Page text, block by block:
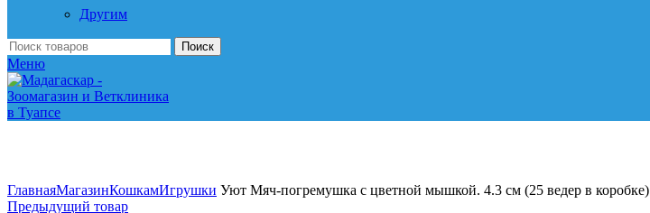
Другим
Поиск
Меню
ГлавнаяМагазинКошкамИгрушки Уют Мяч-погремушка с цветной мышкой. 4.3 см (25 ведер в коробке)
Предыдущий товар